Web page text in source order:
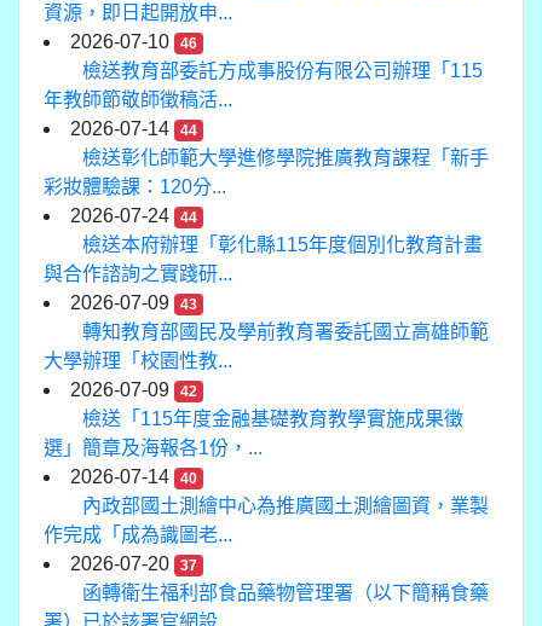
資源，即日起開放申...
2026-07-10
46
檢送教育部委託方成事股份有限公司辦理「115
年教師節敬師徵稿活...
2026-07-14
44
檢送彰化師範大學進修學院推廣教育課程「新手
彩妝體驗課：120分...
2026-07-24
44
檢送本府辦理「彰化縣115年度個別化教育計畫
與合作諮詢之實踐研...
2026-07-09
43
轉知教育部國民及學前教育署委託國立高雄師範
大學辦理「校園性教...
2026-07-09
42
檢送「115年度金融基礎教育教學實施成果徵
選」簡章及海報各1份，...
2026-07-14
40
內政部國土測繪中心為推廣國土測繪圖資，業製
作完成「成為識圖老...
2026-07-20
37
函轉衛生福利部食品藥物管理署（以下簡稱食藥
署）已於該署官網設...